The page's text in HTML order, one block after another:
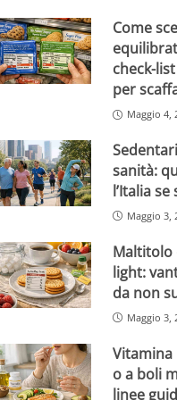
Come
check-
per
Maggio 4,
sanità:
l’Italia
Maggio 3,
Maltitolo
light:
da non
Maggio 3,
Vitamina
o a boli
linee